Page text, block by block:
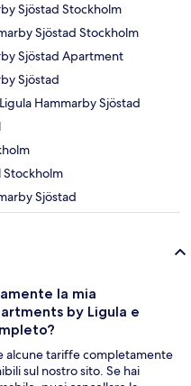
Sjöstad Stockholm
Sjöstad Stockholm
Sjöstad Apartment
Sjöstad
Hammarby Sjöstad
Stockholm
Sjöstad
la mia
by Ligula e
alcune tariffe completamente
sul nostro sito. Se hai